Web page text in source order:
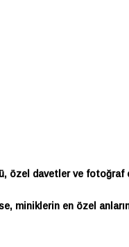
özel davetler ve fotoğraf
miniklerin en özel